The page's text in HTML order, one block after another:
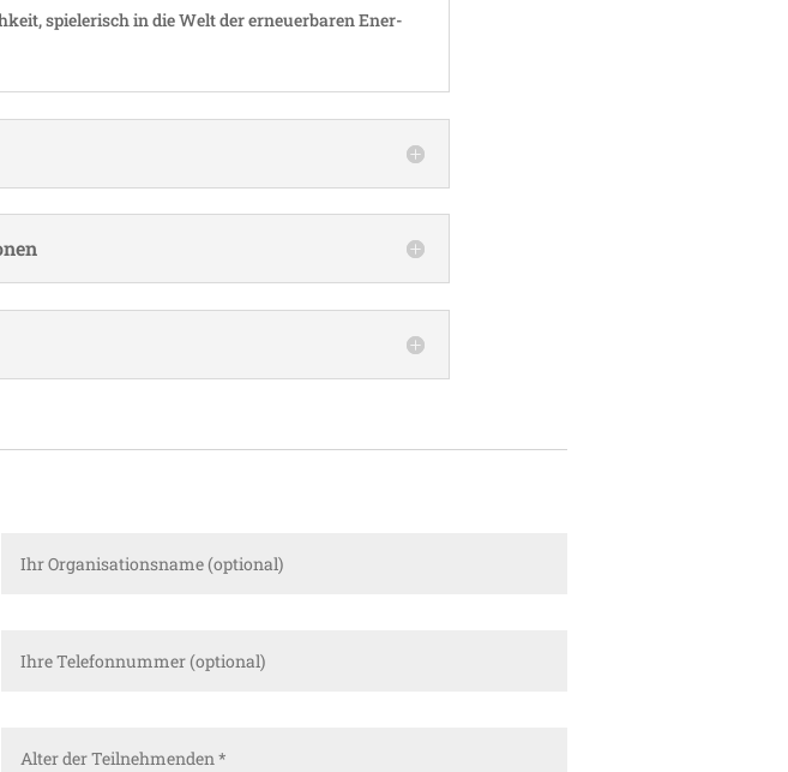
spie­le­risch in die Welt der erneu­er­baren Ener­